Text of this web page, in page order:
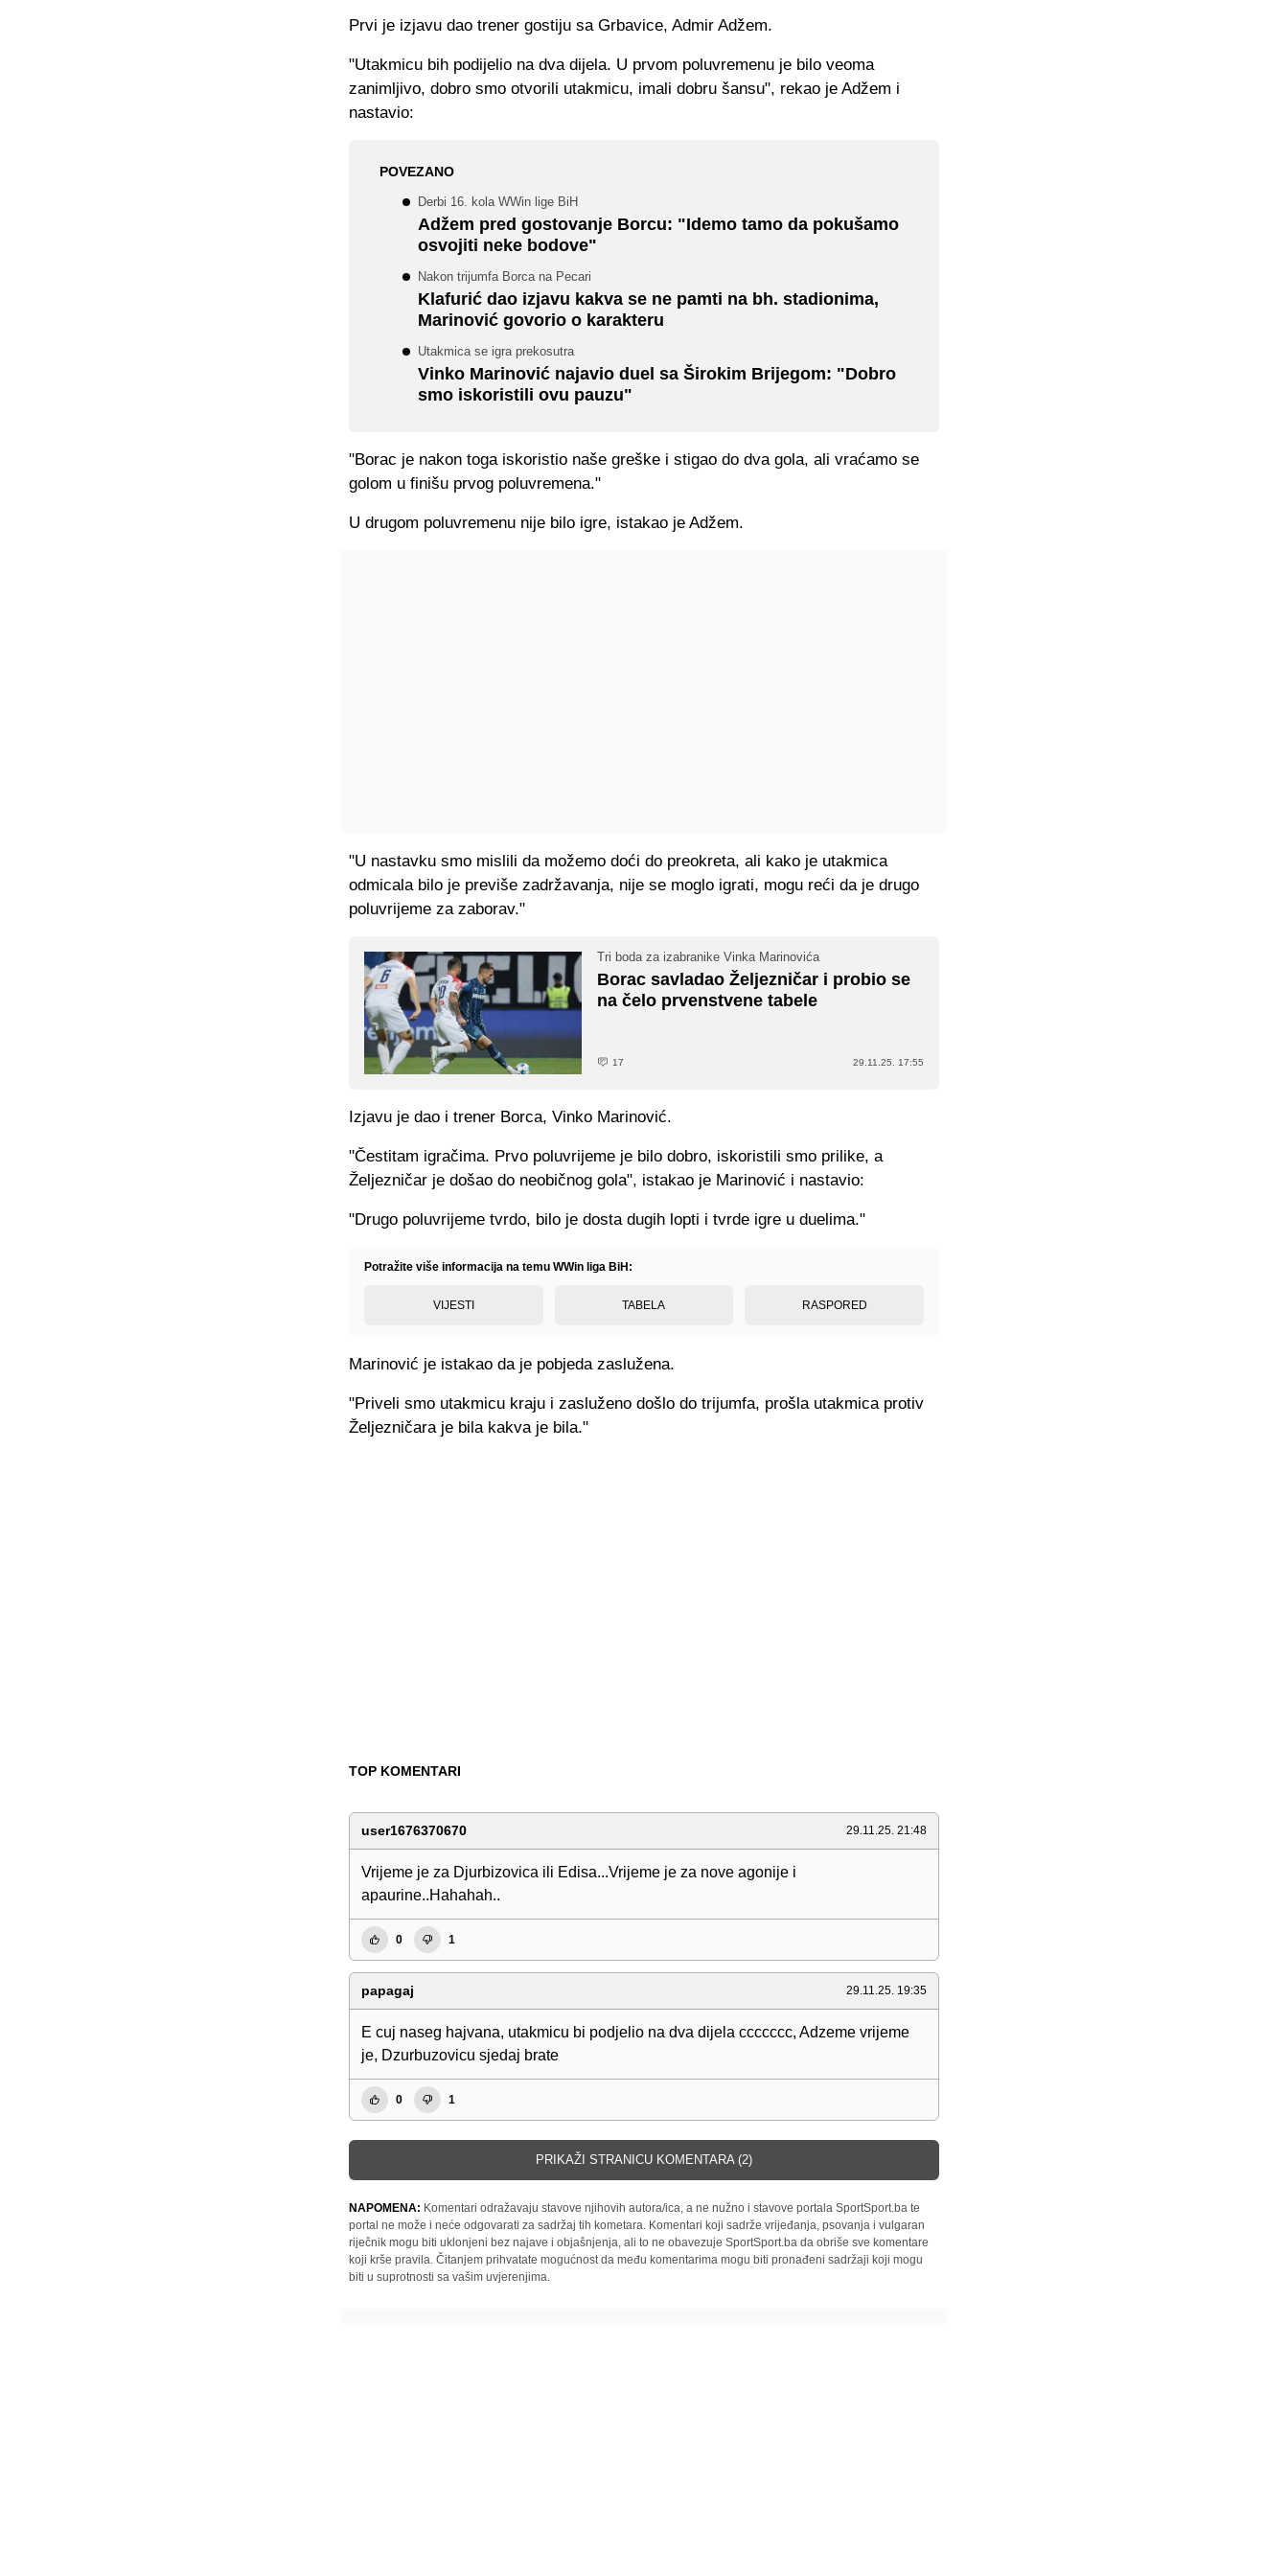
Prvi je izjavu dao trener gostiju sa Grbavice, Admir Adžem.
"Utakmicu bih podijelio na dva dijela. U prvom poluvremenu je bilo veoma
zanimljivo, dobro smo otvorili utakmicu, imali dobru šansu", rekao je Adžem i
nastavio:
POVEZANO
Derbi 16. kola WWin lige BiH
Adžem pred gostovanje Borcu: "Idemo tamo da pokušamo
osvojiti neke bodove"
Nakon trijumfa Borca na Pecari
Klafurić dao izjavu kakva se ne pamti na bh. stadionima,
Marinović govorio o karakteru
Utakmica se igra prekosutra
Vinko Marinović najavio duel sa Širokim Brijegom: "Dobro
smo iskoristili ovu pauzu"
"Borac je nakon toga iskoristio naše greške i stigao do dva gola, ali vraćamo se
golom u finišu prvog poluvremena."
U drugom poluvremenu nije bilo igre, istakao je Adžem.
"U nastavku smo mislili da možemo doći do preokreta, ali kako je utakmica
odmicala bilo je previše zadržavanja, nije se moglo igrati, mogu reći da je drugo
poluvrijeme za zaborav."
Tri boda za izabranike Vinka Marinovića
Borac savladao Željezničar i probio se
na čelo prvenstvene tabele
17 29.11.25. 17:55
Izjavu je dao i trener Borca, Vinko Marinović.
"Čestitam igračima. Prvo poluvrijeme je bilo dobro, iskoristili smo prilike, a
Željezničar je došao do neobičnog gola", istakao je Marinović i nastavio:
"Drugo poluvrijeme tvrdo, bilo je dosta dugih lopti i tvrde igre u duelima."
Potražite više informacija na temu WWin liga BiH:
VIJESTI TABELA RASPORED
Marinović je istakao da je pobjeda zaslužena.
"Priveli smo utakmicu kraju i zasluženo došlo do trijumfa, prošla utakmica protiv
Željezničara je bila kakva je bila."
TOP KOMENTARI
user1676370670 29.11.25. 21:48
Vrijeme je za Djurbizovica ili Edisa...Vrijeme je za nove agonije i
apaurine..Hahahah..
0 1
papagaj 29.11.25. 19:35
E cuj naseg hajvana, utakmicu bi podjelio na dva dijela ccccccc, Adzeme vrijeme
je, Dzurbuzovicu sjedaj brate
0 1
PRIKAŽI STRANICU KOMENTARA (2)
NAPOMENA: Komentari odražavaju stavove njihovih autora/ica, a ne nužno i stavove portala SportSport.ba te
portal ne može i neće odgovarati za sadržaj tih kometara. Komentari koji sadrže vrijeđanja, psovanja i vulgaran
riječnik mogu biti uklonjeni bez najave i objašnjenja, ali to ne obavezuje SportSport.ba da obriše sve komentare
koji krše pravila. Čitanjem prihvatate mogućnost da među komentarima mogu biti pronađeni sadržaji koji mogu
biti u suprotnosti sa vašim uvjerenjima.